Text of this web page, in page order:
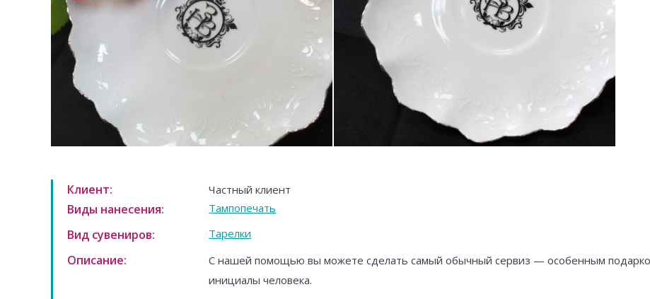
Клиент: Частный клиент
Виды нанесения: Тампопечать
Вид сувениров: Тарелки
Описание:
С нашей помощью вы можете сделать самый обычный сервиз — особенным
инициалы человека.